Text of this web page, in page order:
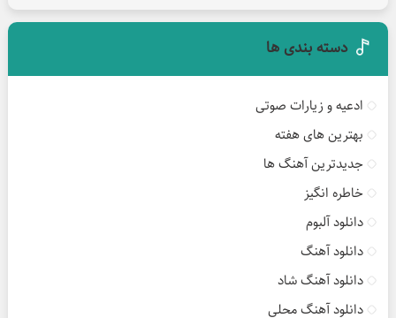
دسته بندی ها
ادعیه و زیارات صوتی
بهترین های هفته
جدیدترین آهنگ ها
خاطره انگیز
دانلود آلبوم
دانلود آهنگ
دانلود آهنگ شاد
دانلود آهنگ محلی